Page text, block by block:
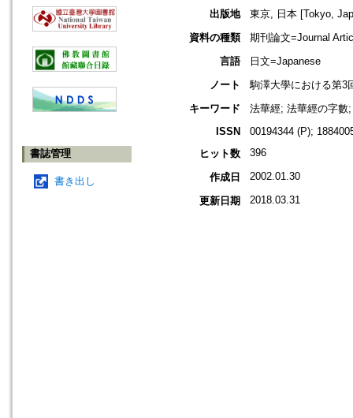
書誌管理
書き出し
出版地
東京, 日本 [Tokyo,
資料の種類
期刊論文=Journal
言語
日文=Japanese
ノート
駒澤大學における第3
キーワード
法華經; 法華經の字數
ISSN
00194344 (P);
ヒット数
396
作成日 2002.01.30
更新日期 2018.03.31